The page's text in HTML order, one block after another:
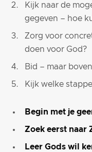
Kijk naar de
gegeven – hoe
Zorg voor
doen voor God?
Bid – maar
Kijk welke
Begin met je
Zoek eerst naar
Leer Gods wil